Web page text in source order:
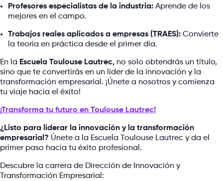
Profesores especialistas de la industria: Aprende de los
mejores en el campo.
Trabajos reales aplicados a empresas (TRAES): Convierte
la teoría en práctica desde el primer día.
En la Escuela Toulouse Lautrec, no solo obtendrás un título,
sino que te convertirás en un líder de la innovación y la
transformación empresarial. ¡Únete a nosotros y comienza
tu viaje hacia el éxito!
¡Transforma tu futuro en Toulouse Lautrec!
¿Listo para liderar la innovación y la transformación
empresarial? Únete a la Escuela Toulouse Lautrec y da el
primer paso hacia tu éxito profesional.
Descubre la carrera de Dirección de Innovación y
Transformación Empresarial: